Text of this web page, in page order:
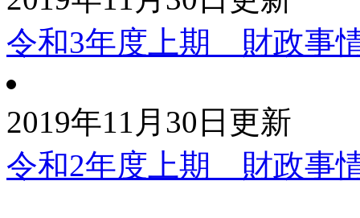
令和3年度上期 財政事
2019年11月30日更新
令和2年度上期 財政事